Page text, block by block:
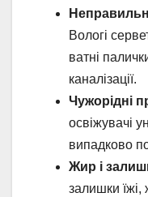
Вологі
ватні
каналізації.
Чужорідні
освіжувачі
випадково
Жир і
залишки їжі,